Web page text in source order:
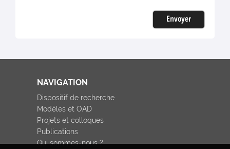
Envoyer
NAVIGATION
Dispositif de recherche
Modèles et OAD
Projets et colloques
Publications
Qui sommes-nous ?